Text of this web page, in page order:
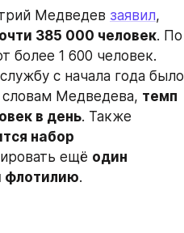
Медведев заявил,
385 000 человек. По
более 1 600 человек.
с начала года было
словам Медведева, темп
в день. Также
набор
ещё один
флотилию.